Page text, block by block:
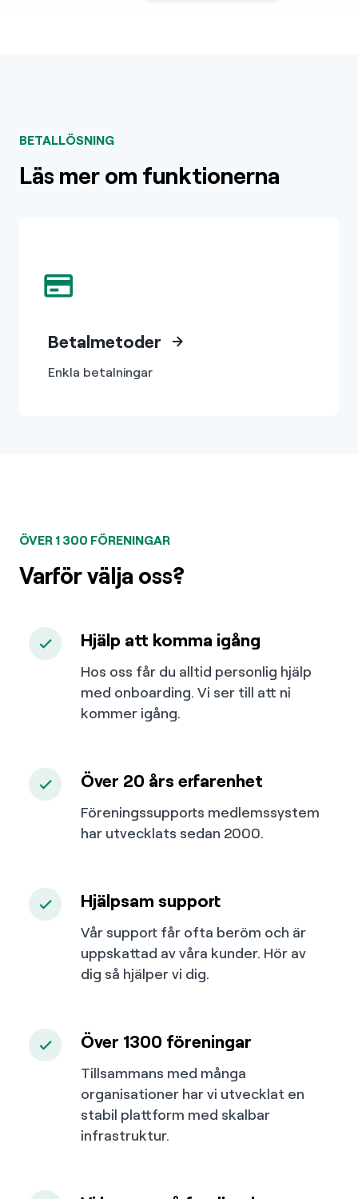
BETALLÖSNING
Läs mer om funktionerna
Betalmetoder
Enkla betalningar
ÖVER 1 300 FÖRENINGAR
Varför välja oss?
Hjälp att komma igång
Hos oss får du alltid personlig hjälp
med onboarding. Vi ser till att ni
kommer igång.
Över 20 års erfarenhet
Föreningssupports medlemssystem
har utvecklats sedan 2000.
Hjälpsam support
Vår support får ofta beröm och är
uppskattad av våra kunder. Hör av
dig så hjälper vi dig.
Över 1300 föreningar
Tillsammans med många
organisationer har vi utvecklat en
stabil plattform med skalbar
infrastruktur.